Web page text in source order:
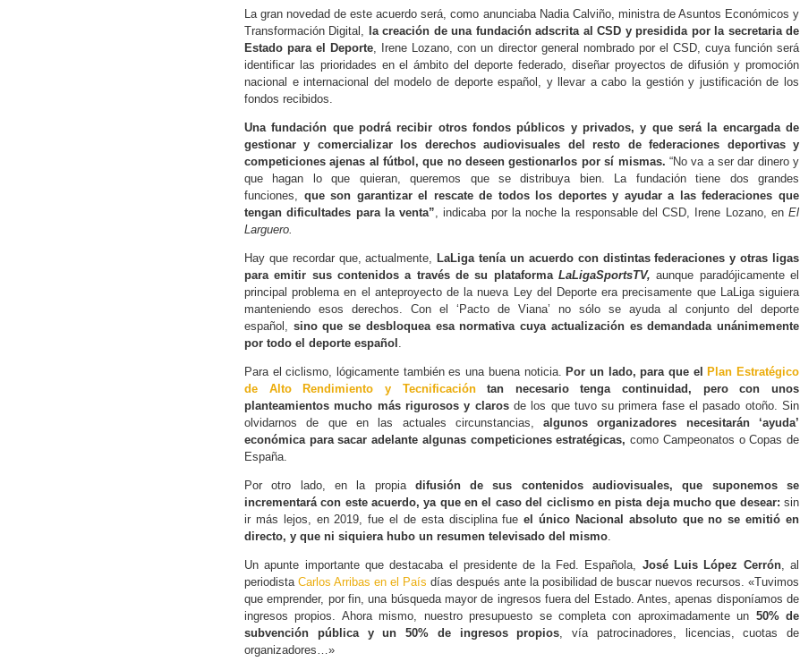
La gran novedad de este acuerdo será, como anunciaba Nadia Calviño, ministra de Asuntos Económicos y
Transformación Digital,
la creación de una fundación adscrita al CSD y presidida por la secretaria de
Estado para el Deporte , Irene Lozano, con un director general nombrado por el CSD, cuya función será
identificar las prioridades en el ámbito del deporte federado, diseñar proyectos de difusión y promoción
nacional e internacional del modelo de deporte español, y llevar a cabo la gestión y justificación de los
fondos recibidos.
Una fundación que podrá recibir otros fondos públicos y privados, y que será la encargada de
gestionar y comercializar los derechos audiovisuales del resto de federaciones deportivas y
competiciones ajenas al fútbol, que no deseen gestionarlos por sí mismas. “No va a ser dar dinero y
que hagan lo que quieran, queremos que se distribuya bien. La fundación tiene dos grandes
funciones, que son garantizar el rescate de todos los deportes y ayudar a las federaciones que
tengan dificultades para la venta” , indicaba por la noche la responsable del CSD, Irene Lozano, en El
Larguero.
Hay que recordar que, actualmente,
LaLiga tenía un acuerdo con distintas federaciones y otras ligas
para emitir sus contenidos a través de su plataforma LaLigaSportsTV, aunque paradójicamente el
principal problema en el anteproyecto de la nueva Ley del Deporte era precisamente que LaLiga siguiera
manteniendo esos derechos. Con el ‘Pacto de Viana’ no sólo se ayuda al conjunto del deporte
español, sino que se desbloquea esa normativa cuya actualización es demandada unánimemente
por todo el deporte español
Para el ciclismo, lógicamente también es una buena noticia. Por un lado, para que el
Plan Estratégico
de Alto Rendimiento y Tecnificacióntan necesario tenga continuidad, pero con unos
planteamientos mucho más rigurosos y clarosde los que tuvo su primera fase el pasado otoño. Sin
olvidarnos de que en las actuales circunstancias,algunos organizadores necesitarán ‘ayuda’
económica para sacar adelante algunas competiciones estratégicas, como Campeonatos o Copas de
España.
Por otro lado, en la propia difusión de sus contenidos audiovisuales, que suponemos se
incrementará con este acuerdo, ya que en el caso del ciclismo en pista deja mucho que desear: sin
ir más lejos, en 2019, fue el de esta disciplina fueel único Nacional absoluto que no se emitió en
directo, y que ni siquiera hubo un resumen televisado del mismo
Un apunte importante que destacaba el presidente de la Fed. Española, José Luis López Cerrón, al
periodista Carlos Arribas en el País días después ante la posibilidad de buscar nuevos recursos. «Tuvimos
que emprender, por fin, una búsqueda mayor de ingresos fuera del Estado. Antes, apenas disponíamos de
ingresos propios. Ahora mismo, nuestro presupuesto se completa con aproximadamente un 50% de
subvención pública y un 50% de ingresos propios , vía patrocinadores, licencias, cuotas de
organizadores…»